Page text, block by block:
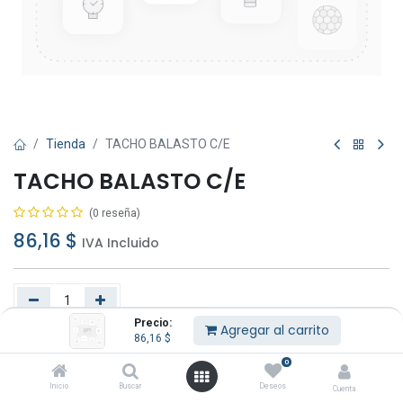
Precio:
86,16 $ Agregar al carrito
Inicio Buscar
0
Deseos Cuenta
Tienda TACHO BALASTO C/E
TACHO BALASTO C/E
(0 reseña)
86,16 $ IVA Incluido
Agregar al carrito Comprar ahora
Añadir a lista de deseos